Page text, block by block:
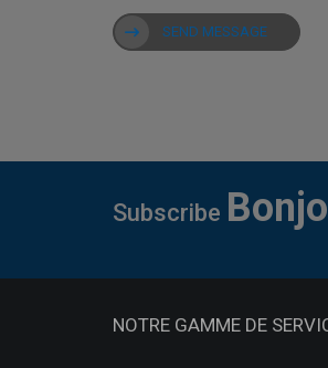
SEND MESSAGE
Subscribe
NOTRE GAMME DE